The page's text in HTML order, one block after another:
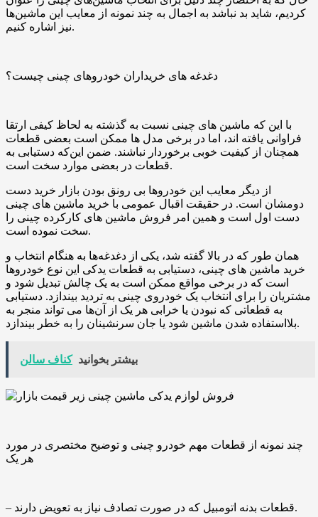
کردیم، شاید بد نباشد به اجمال به چند نمونه از معایب این ماشین‌ها
نیز اشاره‌ کنیم.
دغدغه های خریداران خودروهای چینی چیست؟
با این‌ که ماشین ‌های چینی نسبت به گذشته به لحاظ کیفی ارتقا
فراوانی یافته‌ اند، اما در برخی مدل‌ ها ممکن است بعضی قطعات
همچنان از کیفیت خوبی برخوردار نباشند. ضمن این‌که دستیابی به
قطعات در بعضی موارد سخت است.
از دیگر معایب این خودروها بی ‌رونق بودن بازار خرید دست
‌دومشان است. در حقیقت اقبال عمومی با خرید ماشین ‌های چینی
دست‌ اول است و همین امر فروش ماشین‌ های کارکرده‌ چینی را
سخت نموده است.
همان‌ طور که در بالا گفته شد، یکی از دغدغه‌ها به هنگام انتخاب و
خرید ماشین ‌های چینی، دستیابی به قطعات یدکی این نوع خودروها
است که در برخی مواقع ممکن است به یک چالش تبدیل شود و
مشتریان را برای انتخاب یک خودروی چینی به تردید بیندازد. دستیابی
به قطعاتی که نبودن یا خرابی هر یک از آن‌ها می ‌تواند منجر به
بلااستفاده شدن ماشین شود یا جان سرنشینان را به خطر بیندازد.
بیشتر بخوانید کناف سالن
چند نمونه از قطعات مهم خودرو چینی و توضیح مختصری در مورد
هر یک
– قطعات بدنه‌ اتومبیل که در صورت تصادف نیاز به تعویض دارند.